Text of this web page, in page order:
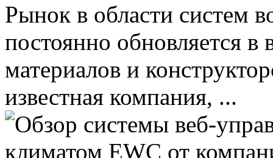
Рынок в области систем
постоянно обновляется
материалов и
известная компания, ...